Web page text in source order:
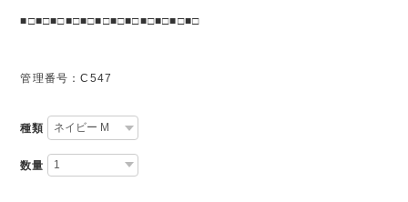
■□■□■□■□■□■□■□■□■□■□■□■□
管理番号：C547
種類
数量